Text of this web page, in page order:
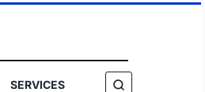
SERVICES